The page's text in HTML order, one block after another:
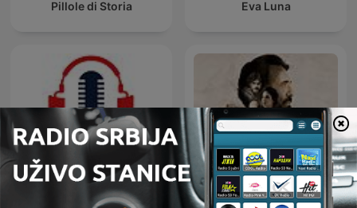
Pillole di Storia Eva Luna